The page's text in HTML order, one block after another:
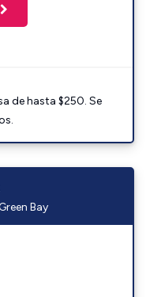
de hasta $250. Se
Bay